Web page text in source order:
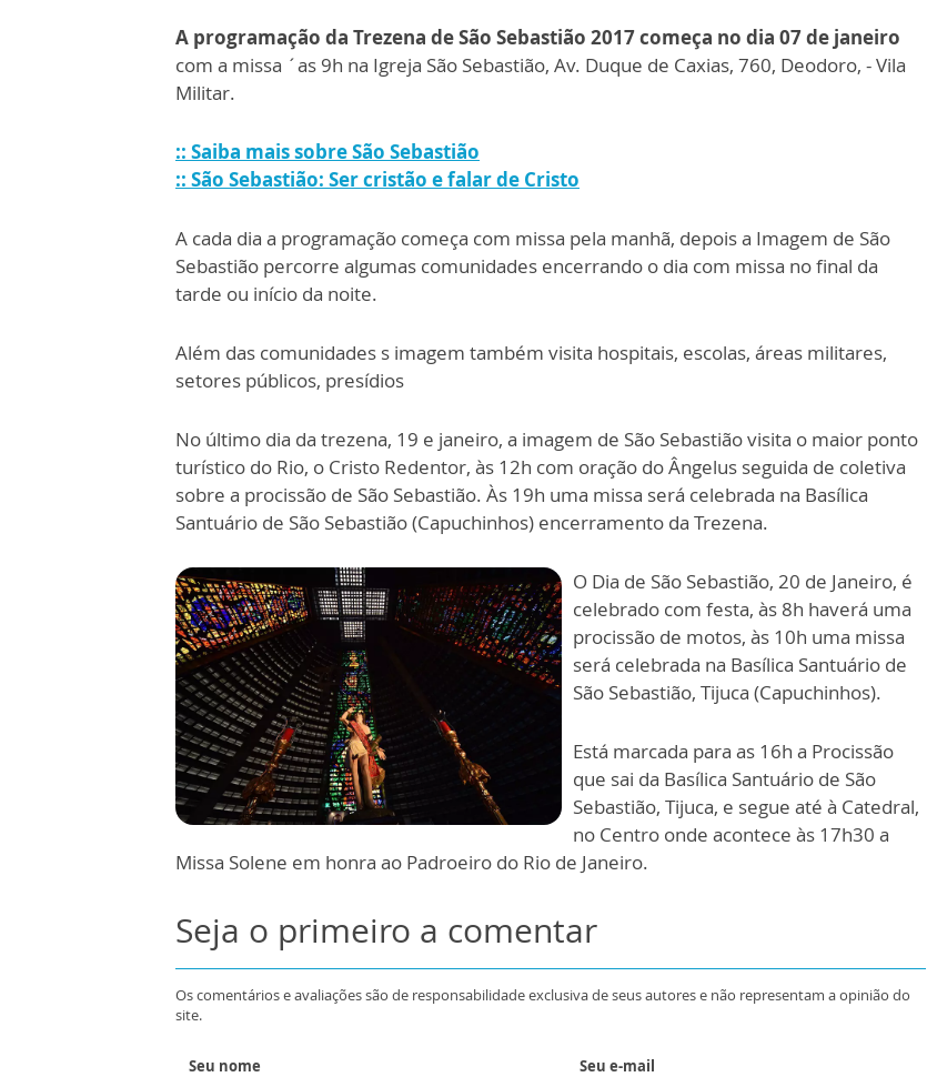
A programação da Trezena de São Sebastião 2017 começa no dia 07 de janeiro
com a missa ´as 9h na Igreja São Sebastião, Av. Duque de Caxias, 760, Deodoro, - Vila
Militar.
:: Saiba mais sobre São Sebastião
:: São Sebastião: Ser cristão e falar de Cristo
A cada dia a programação começa com missa pela manhã, depois a Imagem de São
Sebastião percorre algumas comunidades encerrando o dia com missa no final da
tarde ou início da noite.
Além das comunidades s imagem também visita hospitais, escolas, áreas militares,
setores públicos, presídios
No último dia da trezena, 19 e janeiro, a imagem de São Sebastião visita o maior ponto
turístico do Rio, o Cristo Redentor, às 12h com oração do Ângelus seguida de coletiva
sobre a procissão de São Sebastião. Às 19h uma missa será celebrada na Basílica
Santuário de São Sebastião (Capuchinhos) encerramento da Trezena.
O Dia de São Sebastião, 20 de Janeiro, é
celebrado com festa, às 8h haverá uma
procissão de motos, às 10h uma missa
será celebrada na Basílica Santuário de
São Sebastião, Tijuca (Capuchinhos).
Está marcada para as 16h a Procissão
que sai da Basílica Santuário de São
Sebastião, Tijuca, e segue até à Catedral,
no Centro onde acontece às 17h30 a
Missa Solene em honra ao Padroeiro do Rio de Janeiro.
Seja o primeiro a comentar
Os comentários e avaliações são de responsabilidade exclusiva de seus autores e não representam a opinião do
site.
Seu nome Seu e-mail